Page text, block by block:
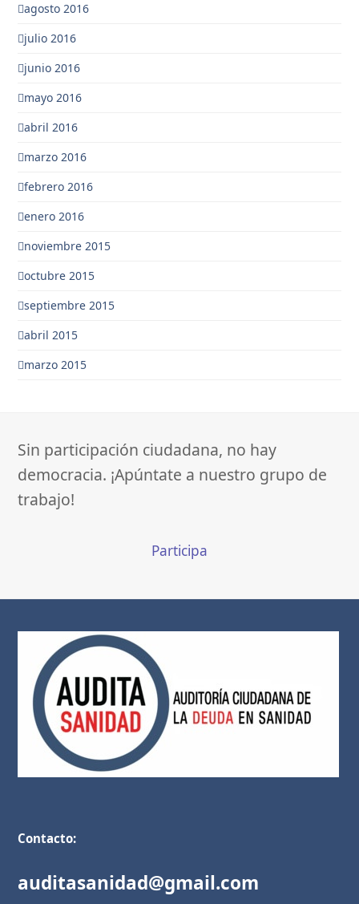
agosto 2016
julio 2016
junio 2016
mayo 2016
abril 2016
marzo 2016
febrero 2016
enero 2016
noviembre 2015
octubre 2015
septiembre 2015
abril 2015
marzo 2015
Sin participación ciudadana, no hay
democracia. ¡Apúntate a nuestro grupo de
trabajo!
Participa
Contacto:
auditasanidad@gmail.com